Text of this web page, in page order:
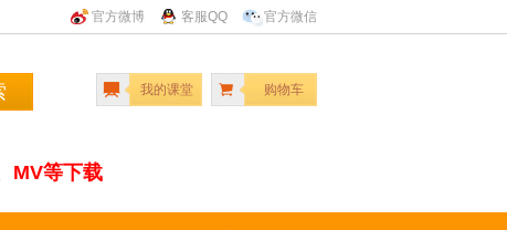
官方微博 客服QQ 官方微信
我的课堂 购物车
MV等下载